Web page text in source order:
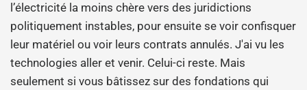
l’électricité la moins chère vers des juridictions
politiquement instables, pour ensuite se voir confisquer
leur matériel ou voir leurs contrats annulés. J'ai vu les
technologies aller et venir. Celui-ci reste. Mais
seulement si vous bâtissez sur des fondations qui